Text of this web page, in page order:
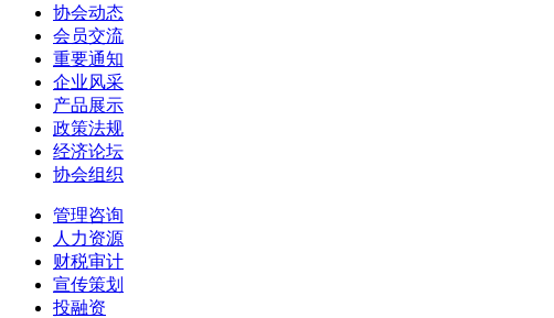
协会动态
会员交流
重要通知
企业风采
产品展示
政策法规
经济论坛
协会组织
管理咨询
人力资源
财税审计
宣传策划
投融资